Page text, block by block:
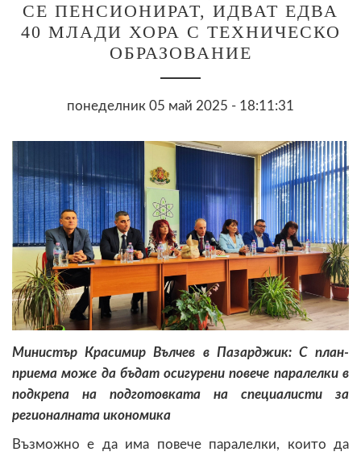
СЕ ПЕНСИОНИРАТ, ИДВАТ ЕДВА
40 МЛАДИ ХОРА С ТЕХНИЧЕСКО
ОБРАЗОВАНИЕ
понеделник 05 май 2025 - 18:11:31
Министър Красимир Вълчев в Пазарджик: С план-
приема може да бъдат осигурени повече паралелки в
подкрепа на подготовката на специалисти за
регионалната икономика
Възможно е да има повече паралелки, които да